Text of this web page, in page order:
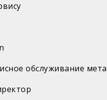
обслуживание